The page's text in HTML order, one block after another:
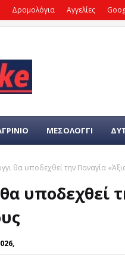
Δρομολόγια Αγγελίες
ΜΕΣΟΛΟΓΓΙ
θα υποδεχθεί την Παναγία
υποδεχθεί